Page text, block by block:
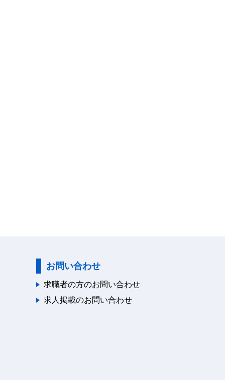
お問い合わせ
求職者の方のお問い合わせ
求人掲載のお問い合わせ